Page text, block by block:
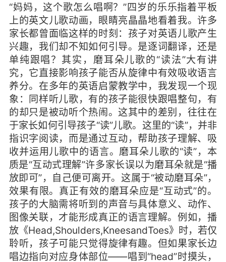
“妈妈，这个歌怎么唱啊？”四岁的乐乐指着平板
上的英文儿歌动画，眼睛亮晶晶地看着我。许多
家长都曾面临这样的时刻：孩子对英语儿歌产生
兴趣，我们却不知如何引导。是逐词翻译，还是
单纯跟唱？其实，磨耳朵儿歌的“读法”大有讲
究，它直接影响孩子能否从旋律中有效吸收语言
养分。在多年的英语启蒙教学中，我发现一个现
象：同样听儿歌，有的孩子能很快跟唱整句，有
的却只是被动听个热闹。这其中的差别，往往在
于家长如何引导孩子“读”儿歌。这里的“读”，并非
指识字阅读，而是通过互动，帮助孩子理解、吸
收并运用儿歌中的语言。磨耳朵儿歌的“读”，本
质是“互动式理解”许多家长误以为磨耳朵就是“播
放即可”，自己便可离开。这属于“被动磨耳朵”，
效果有限。真正有效的磨耳朵应是“互动式”的。
孩子的大脑需将听到的声音与具体意义、动作、
图像关联，才能形成真正的语言理解。例如，播
放《Head,Shoulders,KneesandToes》时，若仅
聆听，孩子可能只觉得旋律有趣。但如果家长边
唱边指向对应身体部位——唱到“head”时摸头，